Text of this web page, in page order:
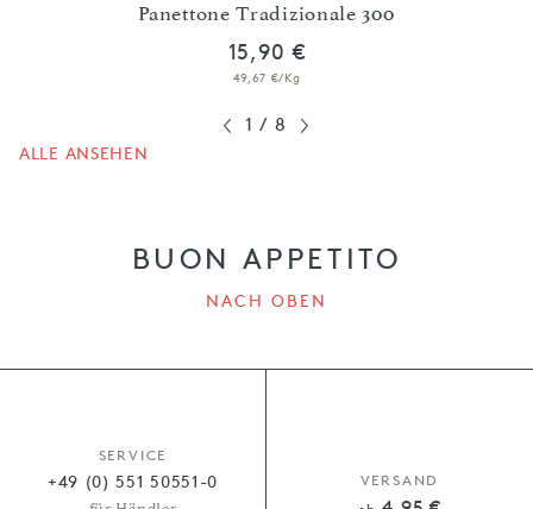
Panettone Tradizionale 300
15,90 €
49,67 €/Kg
1 / 8
ALLE ANSEHEN
BUON APPETITO
NACH OBEN
SERVICE
+49 (0) 551 50551-0 VERSAND